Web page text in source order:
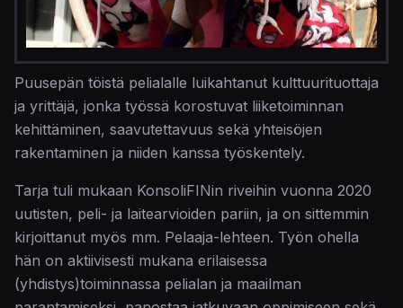
Puusepän töistä pelialalle luikahtanut kulttuurituottaja
ja yrittäjä, jonka työssä korostuvat liiketoiminnan
kehittäminen, saavutettavuus sekä yhteisöjen
rakentaminen ja niiden kanssa työskentely.
Tarja tuli mukaan KonsoliFINin riveihin vuonna 2020
uutisten, peli- ja laitearvioiden pariin, ja on sittemmin
kirjoittanut myös mm. Pelaaja-lehteen. Työn ohella
hän on aktiivisesti mukana erilaisessa
(yhdistys)toiminnassa pelialan ja maailman